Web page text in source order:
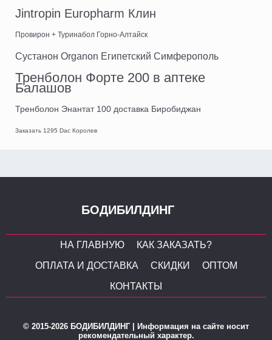
Jintropin Europharm Клин
Провирон + Туринабол Горно-Алтайск
Сустанон Organon Египетский Симферополь
Тренболон Форте 200 в аптеке
Балашов
Тренболон Энантат 100 доставка Биробиджан
Заказать 1295 Dac Королев
БОДИБИЛДИНГ
НА ГЛАВНУЮ
КАК ЗАКАЗАТЬ?
ОПЛАТА И ДОСТАВКА
СКИДКИ
ОПТОМ
КОНТАКТЫ
© 2015-2026 БОДИБИЛДИНГ | Информация на сайте носит
рекомендательный характер.